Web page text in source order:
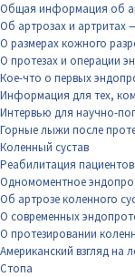
Общая информация об
Об артрозах и артритах
О размерах кожного
О протезах и операции
Кое-что о первых
Информация для тех,
Интервью для научно-
Горные лыжи после
Коленный сустав
Реабилитация
Одномоментное
Об артрозе коленного
О современных
О протезировании
Американский взгляд на
Стопа